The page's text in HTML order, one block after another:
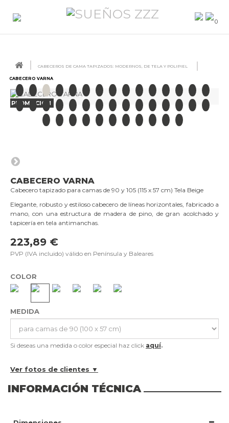
CABECEROS DE CAMA TAPIZADOS: MODERNOS, DE TELA Y POLIPIEL
CABECERO VARNA
PROMOCIÓN
CABECERO VARNA
Cabecero tapizado para camas de 90 y 105 (115 x 57 cm) Tela Beige
Elegante, robusto y estiloso cabecero de líneas horizontales, fabricado a
mano, con una estructura de madera de pino, de gran acolchado y
tapicería en tela antimanchas.
223,89 €
PVP (IVA incluido) válido en Península y Baleares
COLOR
MEDIDA
Si deseas una medida o color especial haz click aquí.
Ver fotos de clientes ▼
INFORMACIÓN TÉCNICA
0